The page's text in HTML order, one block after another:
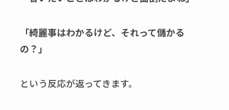
「綺麗事はわかるけど、それって儲かる
の？」
という反応が返ってきます。